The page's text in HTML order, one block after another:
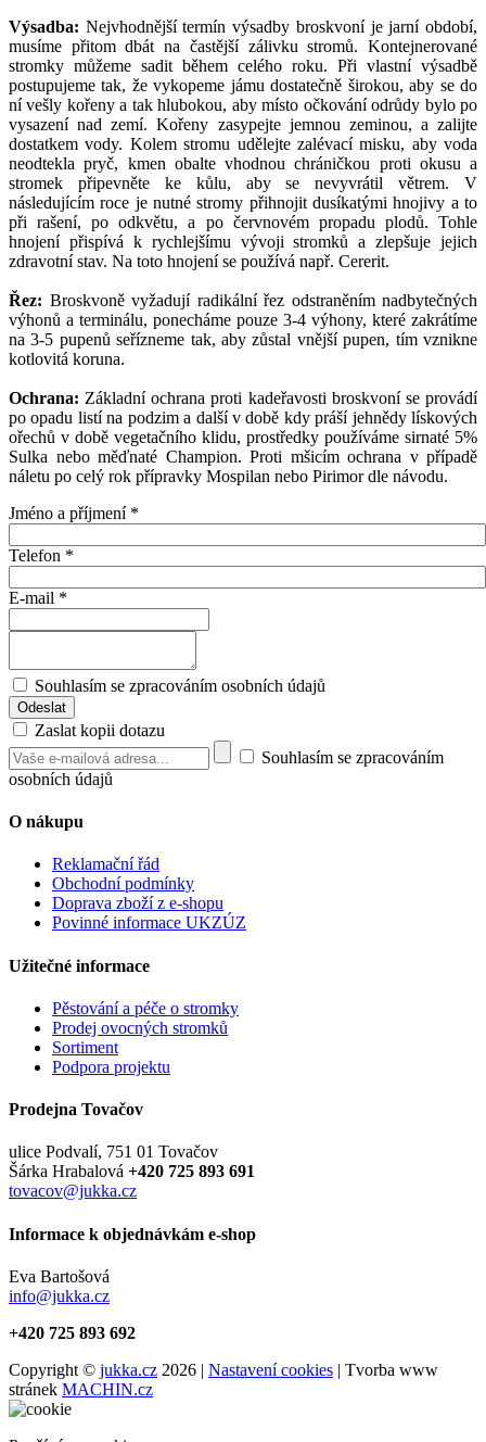
Výsadba: Nejvhodnější termín výsadby broskvoní je jarní období,
musíme přitom dbát na častější zálivku stromů. Kontejnerované
stromky můžeme sadit během celého roku. Při vlastní výsadbě
postupujeme tak, že vykopeme jámu dostatečně širokou, aby se do
ní vešly kořeny a tak hlubokou, aby místo očkování odrůdy bylo po
vysazení nad zemí. Kořeny zasypejte jemnou zeminou, a zalijte
dostatkem vody. Kolem stromu udělejte zalévací misku, aby voda
neodtekla pryč, kmen obalte vhodnou chráničkou proti okusu a
stromek připevněte ke kůlu, aby se nevyvrátil větrem. V
následujícím roce je nutné stromy přihnojit dusíkatými hnojivy a to
při rašení, po odkvětu, a po červnovém propadu plodů. Tohle
hnojení přispívá k rychlejšímu vývoji stromků a zlepšuje jejich
zdravotní stav. Na toto hnojení se používá např. Cererit.
Řez: Broskvoně vyžadují radikální řez odstraněním nadbytečných
výhonů a terminálu, ponecháme pouze 3-4 výhony, které zakrátíme
na 3-5 pupenů seřízneme tak, aby zůstal vnější pupen, tím vznikne
kotlovitá koruna.
Ochrana: Základní ochrana proti kadeřavosti broskvoní se provádí
po opadu listí na podzim a další v době kdy práší jehnědy lískových
ořechů v době vegetačního klidu, prostředky používáme sirnaté 5%
Sulka nebo měďnaté Champion. Proti mšicím ochrana v případě
náletu po celý rok přípravky Mospilan nebo Pirimor dle návodu.
Jméno a příjmení *
Telefon *
E-mail *
Souhlasím se zpracováním osobních údajů
Zaslat kopii dotazu
Souhlasím se zpracováním
osobních údajů
O nákupu
Reklamační řád
Obchodní podmínky
Doprava zboží z e-shopu
Povinné informace UKZÚZ
Užitečné informace
Pěstování a péče o stromky
Prodej ovocných stromků
Sortiment
Podpora projektu
Prodejna Tovačov
ulice Podvalí, 751 01 Tovačov
Šárka Hrabalová +420 725 893 691
tovacov@jukka.cz
Informace k objednávkám e-shop
Eva Bartošová
info@jukka.cz
+420 725 893 692
Copyright © jukka.cz 2026 | Nastavení cookies | Tvorba www
stránek MACHIN.cz